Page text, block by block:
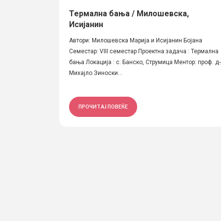
Термална бања / Милошевска,
Исијанин
Автори: Милошевска Марија и Исијанин Бојана
Семестар: VIII семестар Проектна задача : Термална
бања Локација : с. Банско, Струмица Ментор: проф.
Михајло Зиноски...
ПРОЧИТАЈ ПОВЕЌЕ